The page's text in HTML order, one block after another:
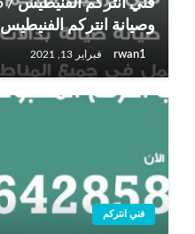
وصيانة انتركم الفنيطيس
rwan1 فبراير 13, 2021
فني انتركم